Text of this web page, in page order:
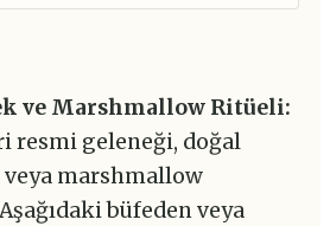
ve Marshmallow Ritüeli:
resmi geleneği, doğal
veya marshmallow
büfeden veya